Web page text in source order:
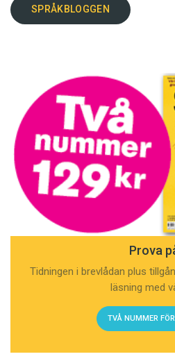
SPRÅKBLOGGEN
Prova
Tidningen i brevlådan plus
läsning med
TVÅ NUMMER